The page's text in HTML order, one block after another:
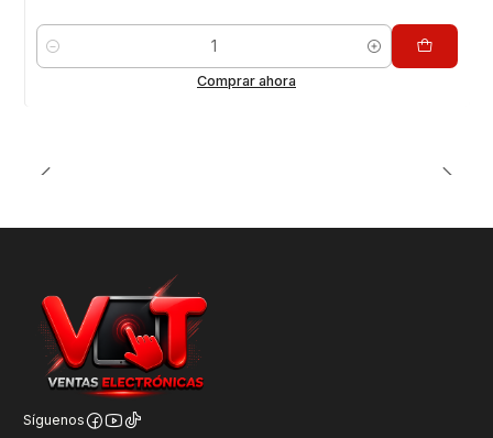
Cantidad
Comprar ahora
Síguenos